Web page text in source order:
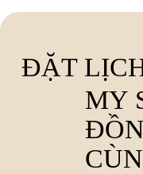
ĐẶT
MY